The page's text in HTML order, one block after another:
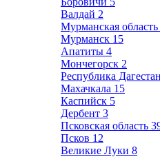
Валдай 2
Мурманская область
Мурманск 15
Апатиты 4
Мончегорск 2
Республика Дагестан
Махачкала 15
Каспийск 5
Дербент 3
Псковская область
Псков 12
Великие Луки 8